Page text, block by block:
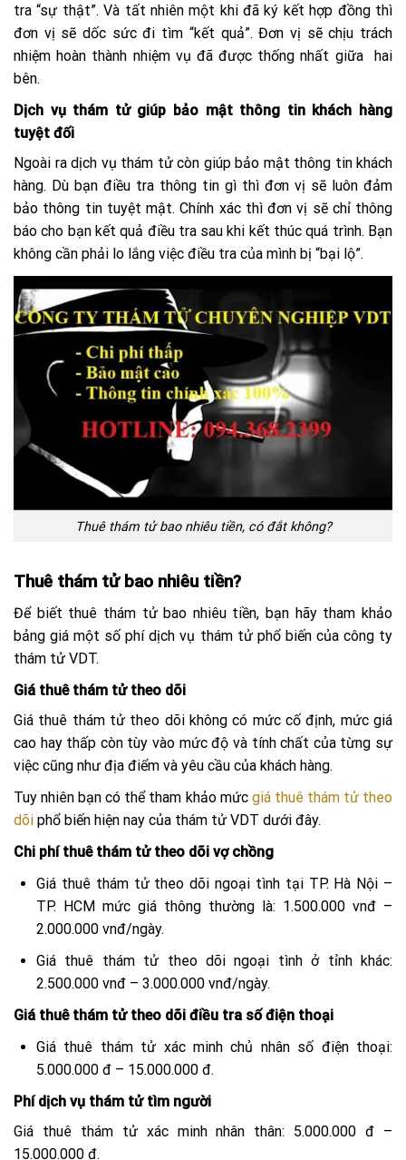
tra “sự thật”. Và tất nhiên một khi đã ký kết hợp đồng thì
đơn vị sẽ dốc sức đi tìm “kết quả”. Đơn vị sẽ chịu trách
nhiệm hoàn thành nhiệm vụ đã được thống nhất giữa hai
bên.
Dịch vụ thám tử giúp bảo mật thông tin khách hàng
tuyệt đối
Ngoài ra dịch vụ thám tử còn giúp bảo mật thông tin khách
hàng. Dù bạn điều tra thông tin gì thì đơn vị sẽ luôn đảm
bảo thông tin tuyệt mật. Chính xác thì đơn vị sẽ chỉ thông
báo cho bạn kết quả điều tra sau khi kết thúc quá trình. Bạn
không cần phải lo lắng việc điều tra của mình bị “bại lộ”.
Thuê thám tử bao nhiêu tiền, có đắt không?
Thuê thám tử bao nhiêu tiền?
Để biết thuê thám tử bao nhiêu tiền, bạn hãy tham khảo
bảng giá một số phí dịch vụ thám tử phổ biến của công ty
thám tử VDT.
Giá thuê thám tử theo dõi
Giá thuê thám tử theo dõi không có mức cố định, mức giá
cao hay thấp còn tùy vào mức độ và tính chất của từng sự
việc cũng như địa điểm và yêu cầu của khách hàng.
Tuy nhiên bạn có thể tham khảo mức giá thuê thám tử theo
dõi phổ biến hiện nay của thám tử VDT dưới đây.
Chi phí thuê thám tử theo dõi vợ chồng
Giá thuê thám tử theo dõi ngoại tình tại TP. Hà Nội –
TP. HCM mức giá thông thường là: 1.500.000 vnđ –
2.000.000 vnđ/ngày.
Giá thuê thám tử theo dõi ngoại tình ở tỉnh khác:
2.500.000 vnđ – 3.000.000 vnđ/ngày.
Giá thuê thám tử theo dõi điều tra số điện thoại
Giá thuê thám tử xác minh chủ nhân số điện thoại:
5.000.000 đ – 15.000.000 đ.
Phí dịch vụ thám tử tìm người
Giá thuê thám tử xác minh nhân thân: 5.000.000 đ –
15.000.000 đ.